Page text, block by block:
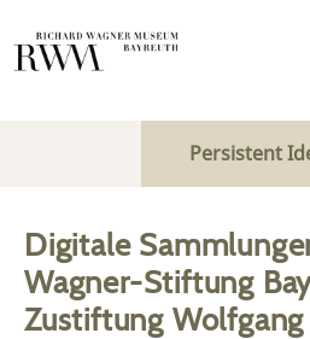
Persistent
Digitale
Wagner-Stiftung
Zustiftung Wolfgang